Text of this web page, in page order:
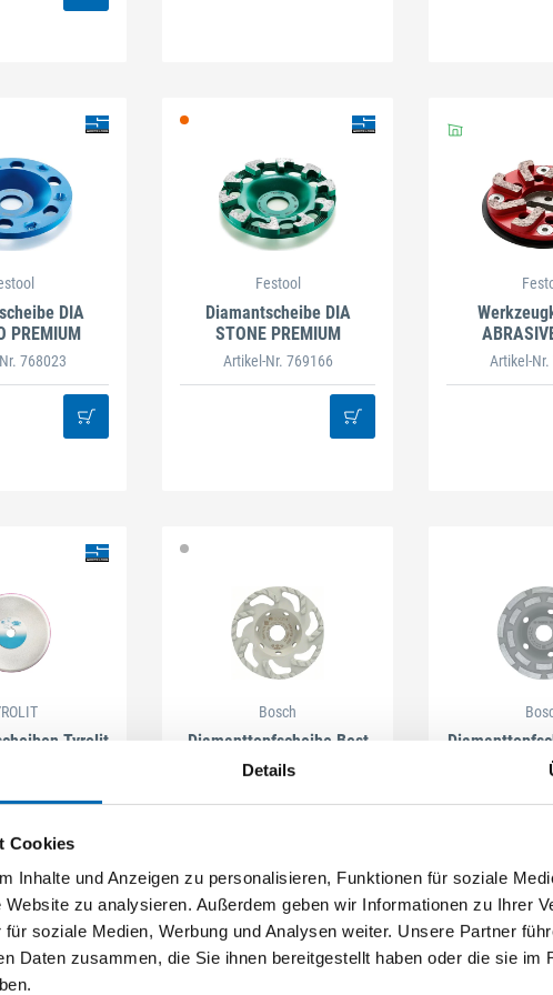
Details
Cookies
Inhalte und Anzeigen zu personalisieren, Funktionen für soziale
zu analysieren. Außerdem geben wir Informationen zu Ihrer
soziale Medien, Werbung und Analysen weiter. Unsere Partner
Daten zusammen, die Sie ihnen bereitgestellt haben oder die sie im
DIA
PREMIUM
768023
Festool
Diamantscheibe DIA
STONE PREMIUM
Artikel-Nr. 769166 Artikel-
Tyrolit
Bosch
Diamanttopfscheibe Best
for Concrete
Zum Nachfolgeartikel
for